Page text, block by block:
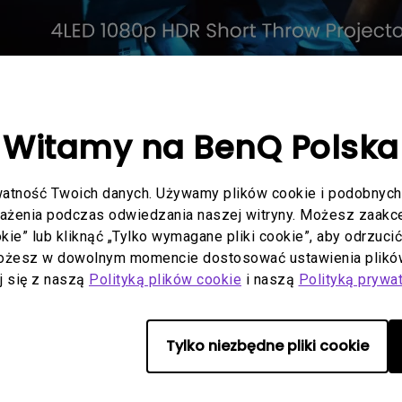
Witamy na BenQ Polska
Twoich danych. Używamy plików cookie i
podczas odwiedzania naszej witryny. Możesz
lub kliknąć „Tylko wymagane pliki cookie”, aby
w dowolnym momencie dostosować ustawienia
się z naszą Polityką plików cookie i naszą Polityką
Tylko niezbędne pliki cookie
4LED – gamingowy projektor krótkiego rzutu
(input lag). Krótkoogniskowy obiektyw pozwala uzyskać
BenQ przeznaczonych dla miłośników rozrywki na dużym
na żywo.
2300 ANSI lumenów o żywotności 20 tys. godzin (30 tys. w
HDR10 gwarantuje doskonałą widoczność szczegółów w
być używany ze wszystkimi popularnymi konsolami do gier,
sportów czy gier FPS, gdzie czas reakcji jest
zaledwie 1,5 metra od powierzchni projekcyjnej czy
alternatywą dla telewizorów z dużym ekranem. Korekcja